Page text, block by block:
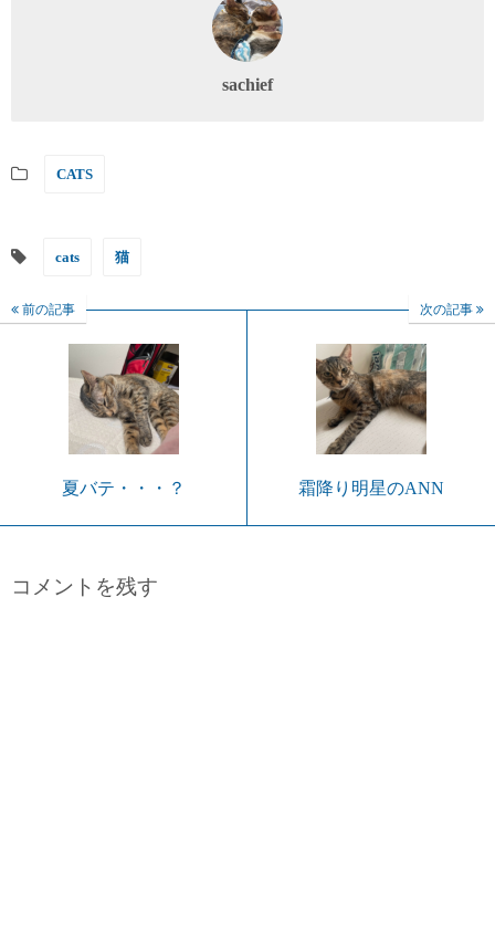
sachief
CATS
cats 猫
前の記事
夏バテ・・・？
次の記事
霜降り明星のANN
コメントを残す